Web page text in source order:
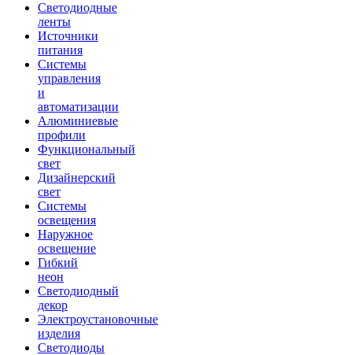
Светодиодные
ленты
Источники
питания
Системы
управления
и
автоматизации
Алюминиевые
профили
Функциональный
свет
Дизайнерский
свет
Системы
освещения
Наружное
освещение
Гибкий
неон
Светодиодный
декор
Электроустановочные
изделия
Светодиоды